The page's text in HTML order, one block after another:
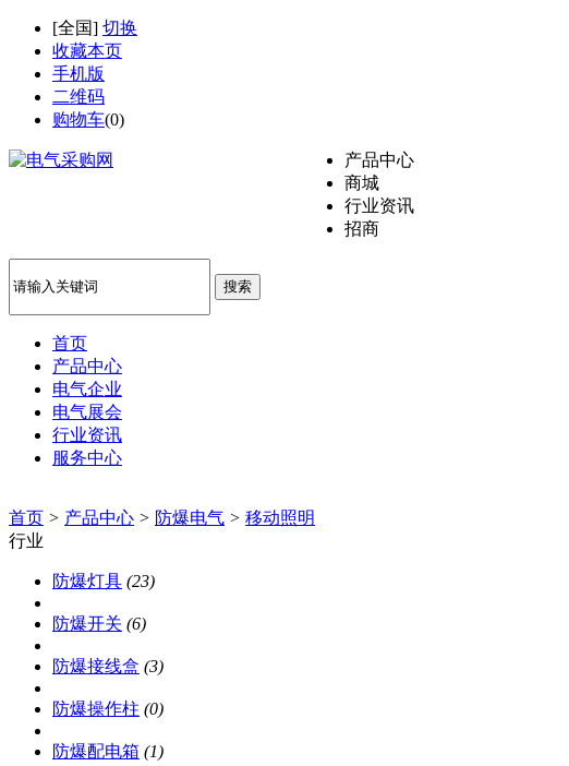
[全国] 切换
收藏本页
手机版
二维码
购物车(0)
产品中心
商城
行业资讯
招商
搜索
首页
产品中心
电气企业
电气展会
行业资讯
服务中心
首页 > 产品中心 > 防爆电气 > 移动照明
行业
防爆灯具 (23)
防爆开关 (6)
防爆接线盒 (3)
防爆操作柱 (0)
防爆配电箱 (1)